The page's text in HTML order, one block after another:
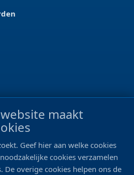
CONTACT maakt
Geef hier aan welke cookies
cookies verzamelen
De overige cookies helpen ons de